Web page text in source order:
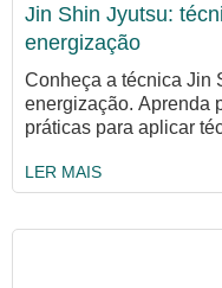
Jin Shin Jyutsu:
energização
Conheça a técnica Jin
energização. Aprenda
práticas para aplicar
LER MAIS